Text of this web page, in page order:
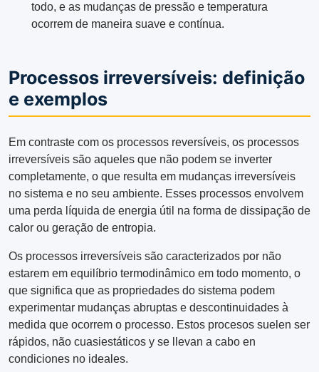
todo, e as mudanças de pressão e temperatura
ocorrem de maneira suave e contínua.
Processos irreversíveis: definição
e exemplos
Em contraste com os processos reversíveis, os processos
irreversíveis são aqueles que não podem se inverter
completamente, o que resulta em mudanças irreversíveis
no sistema e no seu ambiente. Esses processos envolvem
uma perda líquida de energia útil na forma de dissipação de
calor ou geração de entropia.
Os processos irreversíveis são caracterizados por não
estarem em equilíbrio termodinâmico em todo momento, o
que significa que as propriedades do sistema podem
experimentar mudanças abruptas e descontinuidades à
medida que ocorrem o processo. Estos procesos suelen ser
rápidos, não cuasiestáticos y se llevan a cabo en
condiciones no ideales.